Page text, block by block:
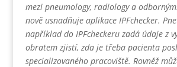
mezi pneumology, radiology a
nově usnadňuje aplikace IPFchecker.
například do IPFcheckeru zadá údaje z
obratem zjistí, zda je třeba pacienta
specializovaného pracoviště. Rovněž